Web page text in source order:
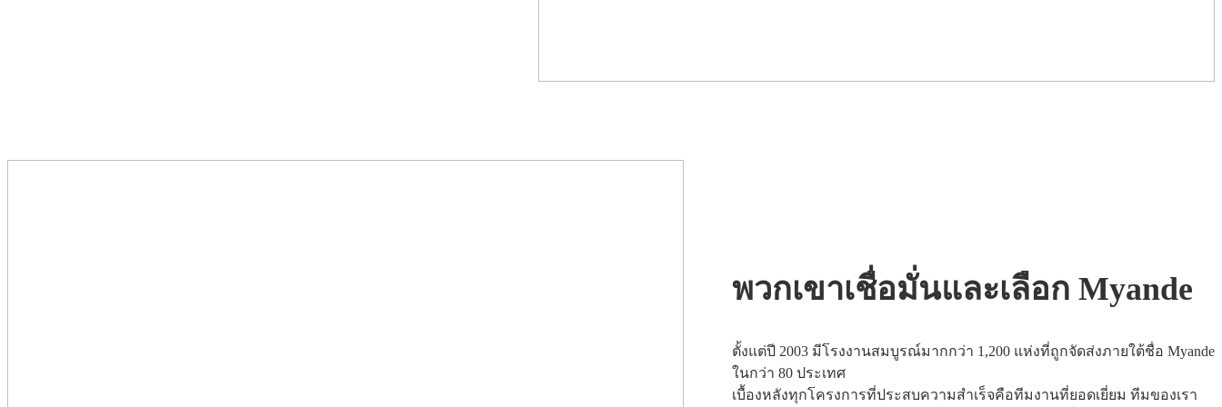
พวกเขาเชื่อมั่นและเลือก Myande
ตั้งแต่ปี 2003 มีโรงงานสมบูรณ์มากกว่า 1,200 แห่งที่ถูกจัดส่งภายใต้ชื่อ Myande
ในกว่า 80 ประเทศ
เบื้องหลังทุกโครงการที่ประสบความสำเร็จคือทีมงานที่ยอดเยี่ยม ทีมของเรา